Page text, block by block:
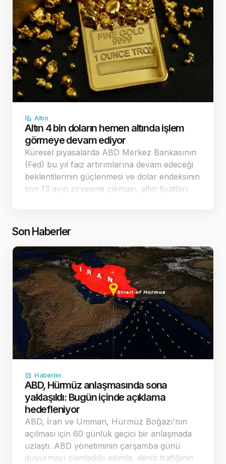
Altın
Altın 4 bin doların hemen altında işlem
görmeye devam ediyor
Küresel piyasalarda ABD Merkez Bankasının
(Fed) bu yıl faiz artırımlarına devam edeceği
beklentilerinin güçlenmesi ve dolar endeksinin
son 13 ayın zirvesine çıkması, altın fiyatları
Son Haberler
Haberler
ABD, Hürmüz anlaşmasında sona
yaklaşıldı: Bugün içinde açıklama
hedefleniyor
ABD, İran ve Umman, Hürmüz Boğazı'nın
açılması için 60 günlük geçici bir anlaşmada
uzlaştı. ABD yönetiminin çarşamba günü
duyurmayı planladığı adımla, deniz trafiğinin